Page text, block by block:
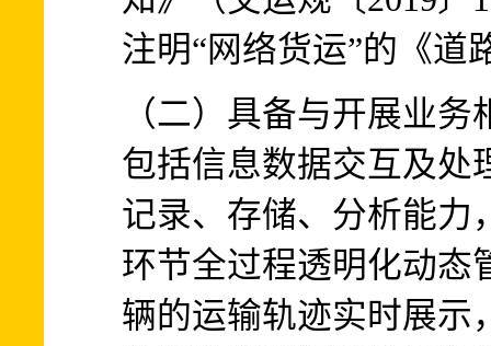
注明“网络货运”的《道
（二）具备与开展业
包括信息数据交互及处
记录、存储、分析能力
环节全过程透明化动态
辆的运输轨迹实时展示